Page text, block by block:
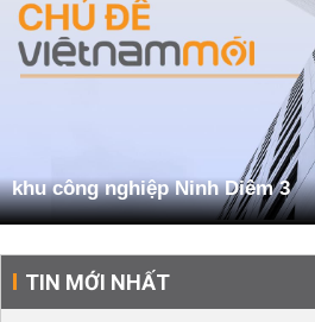
khu công nghiệp Ninh Diêm 3
TIN MỚI NHẤT